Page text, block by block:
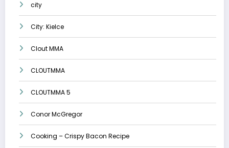
city
City: Kielce
Clout MMA
CLOUTMMA
CLOUTMMA 5
Conor McGregor
Cooking – Crispy Bacon Recipe